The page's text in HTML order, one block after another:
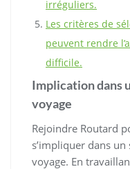
irréguliers.
Les critères de
peuvent rendre
difficile.
Implication dans
voyage
Rejoindre Routard
s’impliquer dans
voyage. En